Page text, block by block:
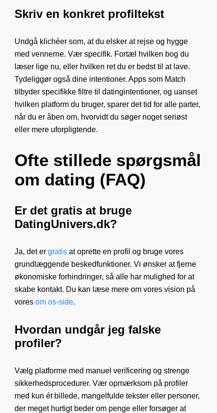
Skriv en konkret profiltekst
Undgå klichéer som, at du elsker at rejse og hygge
med vennerne. Vær specifik. Fortæl hvilken bog du
læser lige nu, eller hvilken ret du er bedst til at lave.
Tydeliggør også dine intentioner. Apps som Match
tilbyder specifikke filtre til datingintentioner, og uanset
hvilken platform du bruger, sparer det tid for alle parter,
når du er åben om, hvorvidt du søger noget seriøst
eller mere uforpligtende.
Ofte stillede spørgsmål
om dating (FAQ)
Er det gratis at bruge
DatingUnivers.dk?
Ja, det er gratis at oprette en profil og bruge vores
grundlæggende beskedfunktioner. Vi ønsker at fjerne
økonomiske forhindringer, så alle har mulighed for at
skabe kontakt. Du kan læse mere om vores vision på
vores om os-side.
Hvordan undgår jeg falske
profiler?
Vælg platforme med manuel verificering og strenge
sikkerhedsprocedurer. Vær opmærksom på profiler
med kun ét billede, mangelfulde tekster eller personer,
der meget hurtigt beder om penge eller forsøger at